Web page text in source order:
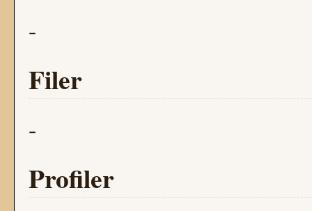
-
Filer
-
Profiler